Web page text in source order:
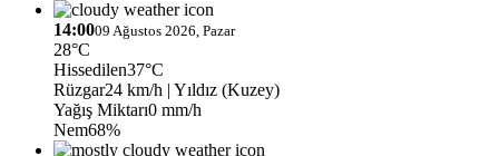
14:0009 Ağustos 2026, Pazar
28°C
Hissedilen37°C
Rüzgar24 km/h | Yıldız (Kuzey)
Yağış Miktarı0 mm/h
Nem68%